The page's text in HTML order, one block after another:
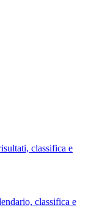
classifica e
classifica e